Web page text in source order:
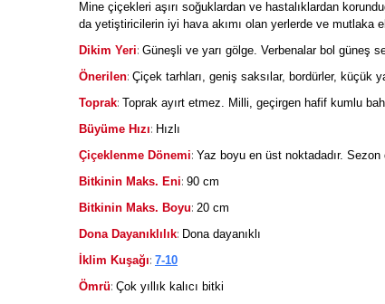
Mine çiçekleri aşırı soğuklardan ve hastalıklardan
da yetiştiricilerin iyi hava akımı olan yerlerde ve mutlaka
Dikim Yeri: Güneşli ve yarı gölge. Verbenalar bol güneş
Önerilen: Çiçek tarhları, geniş saksılar, bordürler, küçük
Toprak: Toprak ayırt etmez. Milli, geçirgen hafif kumlu
Büyüme Hızı: Hızlı
Çiçeklenme Dönemi: Yaz boyu en üst noktadadır. Sezon
Bitkinin Maks. Eni: 90 cm
Bitkinin Maks. Boyu: 20 cm
Dona Dayanıklılık: Dona dayanıklı
İklim Kuşağı: 7-10
Ömrü: Çok yıllık kalıcı bitki